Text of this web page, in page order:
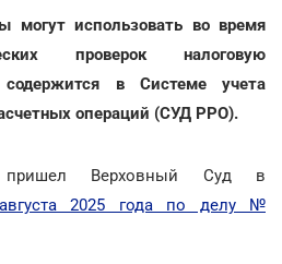
могут использовать во время
проверок налоговую
в Системе учета
операций (СУД РРО).
Верховный Суд в
2025 года по делу №